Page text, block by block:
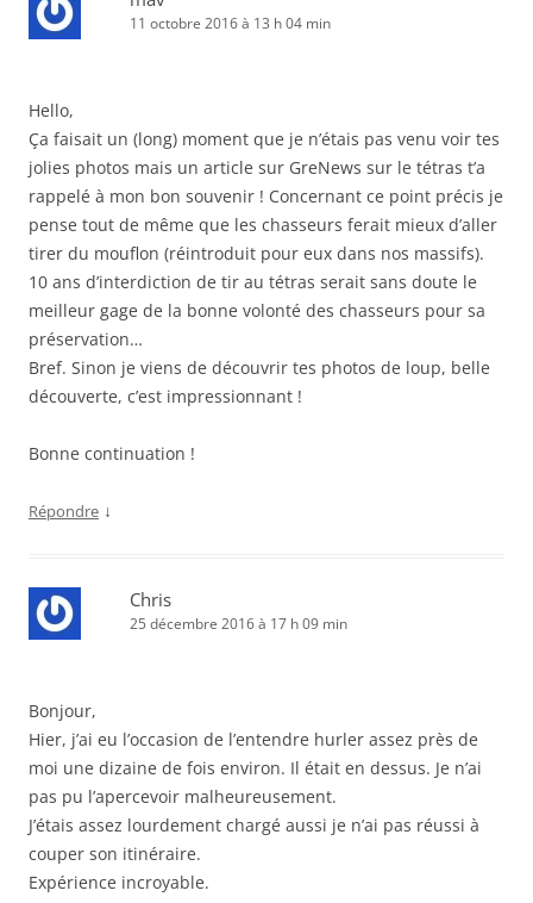
11 octobre 2016 à 13 h 04 min
Hello,
Ça faisait un (long) moment que je n’étais pas venu voir tes
jolies photos mais un article sur GreNews sur le tétras t’a
rappelé à mon bon souvenir ! Concernant ce point précis je
pense tout de même que les chasseurs ferait mieux d’aller
tirer du mouflon (réintroduit pour eux dans nos massifs).
10 ans d’interdiction de tir au tétras serait sans doute le
meilleur gage de la bonne volonté des chasseurs pour sa
préservation…
Bref. Sinon je viens de découvrir tes photos de loup, belle
découverte, c’est impressionnant !
Bonne continuation !
Répondre ↓
Chris
25 décembre 2016 à 17 h 09 min
Bonjour,
Hier, j’ai eu l’occasion de l’entendre hurler assez près de
moi une dizaine de fois environ. Il était en dessus. Je n’ai
pas pu l’apercevoir malheureusement.
J’étais assez lourdement chargé aussi je n’ai pas réussi à
couper son itinéraire.
Expérience incroyable.